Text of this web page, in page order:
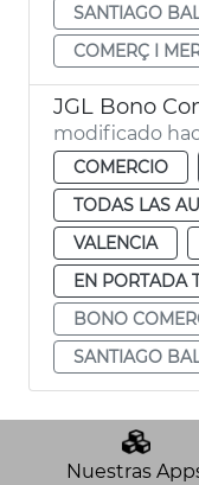
SANTIAGO
COMERÇ I
JGL Bono
modificado
COMERCIO
TODAS LAS
VALENCIA
EN PORTADA
BONO
SANTIAGO
Nuestras